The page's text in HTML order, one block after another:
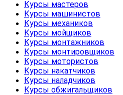
Курсы мастеров
Курсы машинистов
Курсы механиков
Курсы мойщиков
Курсы монтажников
Курсы монтировщиков
Курсы мотористов
Курсы накатчиков
Курсы наладчиков
Курсы обжигальщиков